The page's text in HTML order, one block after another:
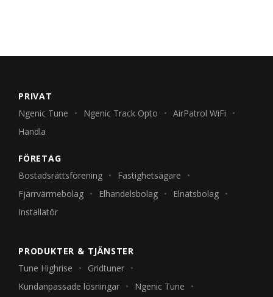
PRIVAT
Ngenic Tune
Ngenic Track Opto
AirPatrol WiFi
Handla
FÖRETAG
Bostadsrättsförening
Fastighetsägare
Fjärrvärmebolag
Elhandelsbolag
Elnätsbolag
Installatör
PRODUKTER & TJÄNSTER
Tune Highrise
Gridtuner
Kundanpassade lösningar
Ngenic Tune